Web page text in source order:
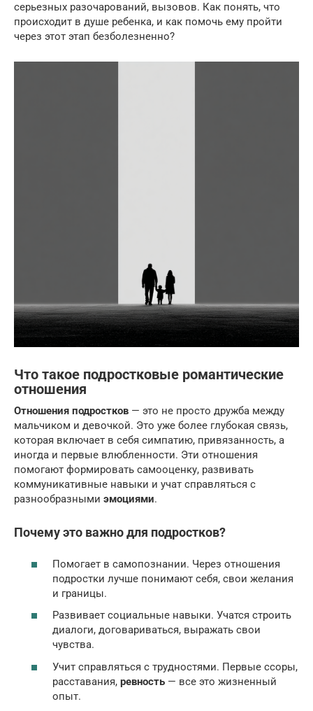
серьезных разочарований, вызовов. Как понять, что
происходит в душе ребенка, и как помочь ему пройти
через этот этап безболезненно?
Что такое подростковые романтические
отношения
Отношения подростков — это не просто дружба между
мальчиком и девочкой. Это уже более глубокая связь,
которая включает в себя симпатию, привязанность, а
иногда и первые влюбленности. Эти отношения
помогают формировать самооценку, развивать
коммуникативные навыки и учат справляться с
разнообразными эмоциями.
Почему это важно для подростков?
Помогает в самопознании. Через отношения
подростки лучше понимают себя, свои желания
и границы.
Развивает социальные навыки. Учатся строить
диалоги, договариваться, выражать свои
чувства.
Учит справляться с трудностями. Первые ссоры,
расставания, ревность — все это жизненный
опыт.